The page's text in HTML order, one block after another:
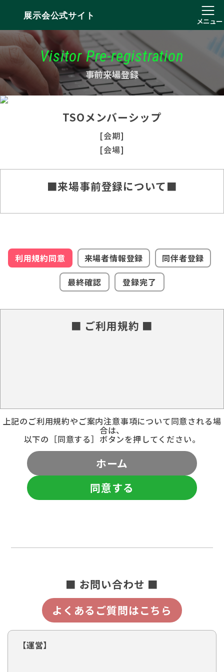
展示会公式サイト
メニュー
Visitor Pre-registration
事前来場登録
TSOメンバーシップ
[会期]
[会場]
■来場事前登録について■
利用規約同意 来場者情報登録
同伴者登録
最終確認
登録完了
■ ご利用規約 ■
上記のご利用規約やご案内注意事項について同意される場
合は、
以下の［同意する］ボタンを押してください。
ホーム
同意する
■ お問い合わせ ■
よくあるご質問はこちら
【運営】